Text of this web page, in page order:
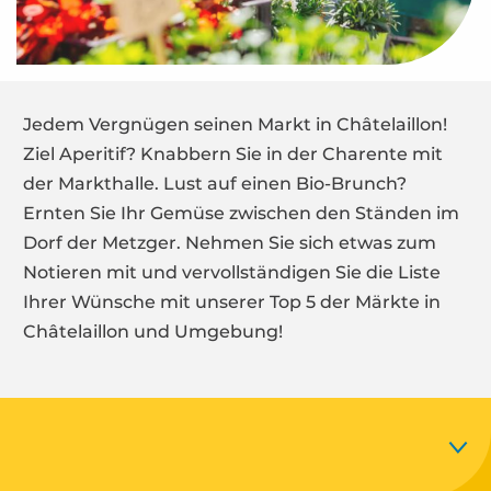
Jedem Vergnügen seinen Markt in Châtelaillon!
Ziel Aperitif? Knabbern Sie in der Charente mit
der Markthalle. Lust auf einen Bio-Brunch?
Ernten Sie Ihr Gemüse zwischen den Ständen im
Dorf der Metzger. Nehmen Sie sich etwas zum
Notieren mit und vervollständigen Sie die Liste
Ihrer Wünsche mit unserer Top 5 der Märkte in
Châtelaillon und Umgebung!